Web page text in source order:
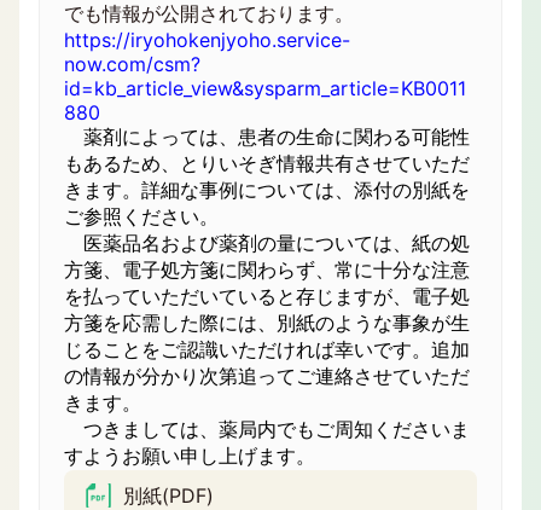
でも情報が公開されております。
https://iryohokenjyoho.service-
now.com/csm?
id=kb_article_view&sysparm_article=KB0011
880
薬剤によっては、患者の生命に関わる可能性
もあるため、とりいそぎ情報共有させていただ
きます。詳細な事例については、添付の別紙を
ご参照ください。
医薬品名および薬剤の量については、紙の処
方箋、電子処方箋に関わらず、常に十分な注意
を払っていただいていると存じますが、電子処
方箋を応需した際には、別紙のような事象が生
じることをご認識いただければ幸いです。追加
の情報が分かり次第追ってご連絡させていただ
きます。
つきましては、薬局内でもご周知くださいま
すようお願い申し上げます。
別紙(PDF)